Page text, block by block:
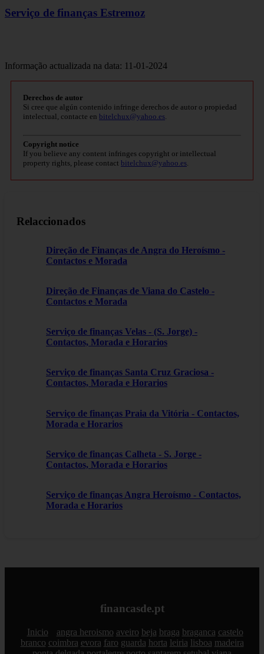
Serviço de finanças Estremoz
Informação actualizada na data: 11-01-2024
Derechos de autor
Si cree que algún contenido infringe derechos de autor o propiedad
intelectual, contacte en bitelchux@yahoo.es.
Copyright notice
If you believe any content infringes copyright or intellectual
property rights, please contact bitelchux@yahoo.es.
Relaccionados
Direção de Finanças de Angra do Heroísmo -
Contactos e Morada
Direção de Finanças de Viana do Castelo -
Contactos e Morada
Serviço de finanças Velas - (S. Jorge) -
Contactos, Morada e Horarios
Serviço de finanças Santa Cruz Graciosa -
Contactos, Morada e Horarios
Serviço de finanças Praia da Vitória - Contactos,
Morada e Horarios
Serviço de finanças Calheta - S. Jorge -
Contactos, Morada e Horarios
Serviço de finanças Angra Heroísmo - Contactos,
Morada e Horarios
financasde.pt
Inicio angra heroismo aveiro beja braga braganca castelo
branco coimbra evora faro guarda horta leiria lisboa madeira